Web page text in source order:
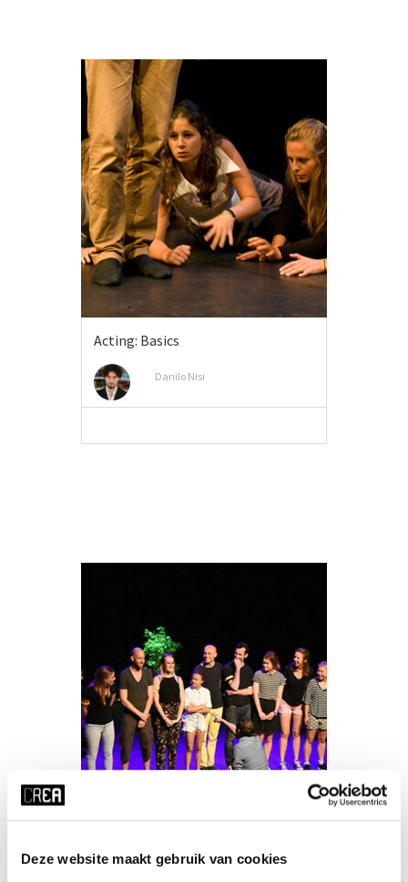
Deze website maakt gebruik van cookies
Acting: Basics
Danilo Nisi